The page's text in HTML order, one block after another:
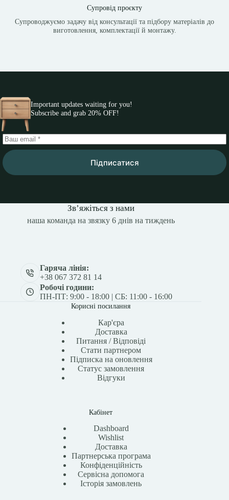
Супровід проєкту
Супроводжуємо задачу від консультації та підбору матеріалів до
виготовлення, комплектації й монтажу.
Important updates waiting for you!
Subscribe and grab 20% OFF!
Підписатися
Зв’яжіться з нами
наша команда на звязку 6 днів на тиждень
Гаряча лінія:
+38 067 372 81 14
Робочі години:
ПН-ПТ: 9:00 - 18:00 | СБ: 11:00 - 16:00
Корисні посилання
Кар'єра
Доставка
Питання / Відповіді
Стати партнером
Підписка на оновлення
Статус замовлення
Відгуки
Кабінет
Dashboard
Wishlist
Доставка
Партнерська програма
Конфіденційність
Сервісна допомога
Історія замовлень